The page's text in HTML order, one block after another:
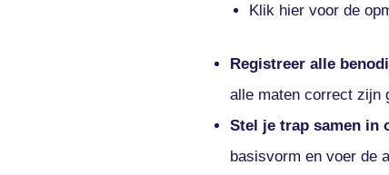
Klik hier voor de
Registreer alle
alle maten correct zijn
Stel je trap samen in
basisvorm en voer de